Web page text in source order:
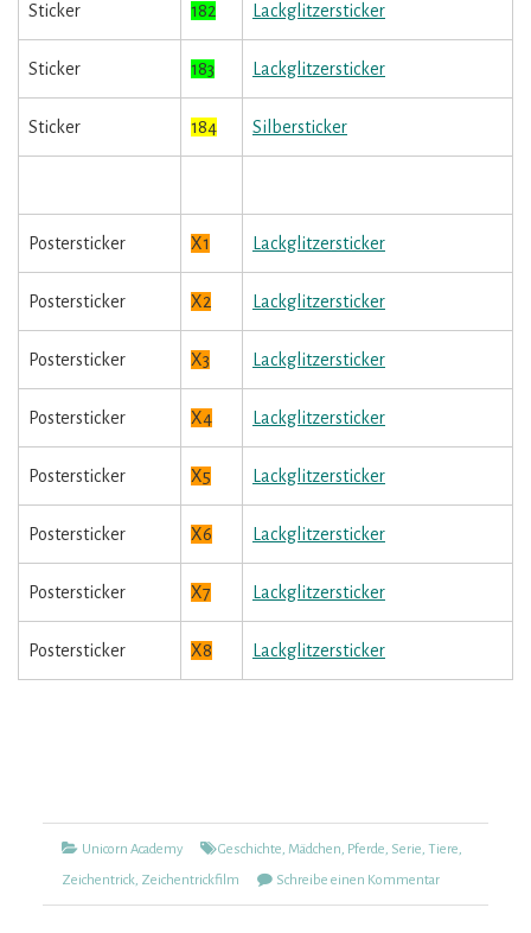
Sticker 182 Lackglitzersticker
Sticker 183 Lackglitzersticker
Sticker 184 Silbersticker
Postersticker X1 Lackglitzersticker
Postersticker X2 Lackglitzersticker
Postersticker X3 Lackglitzersticker
Postersticker X4 Lackglitzersticker
Postersticker X5 Lackglitzersticker
Postersticker X6 Lackglitzersticker
Postersticker X7 Lackglitzersticker
Postersticker X8 Lackglitzersticker
Kategorien
Unicorn Academy TagsGeschichte, Mädchen, Pferde, Serie,Tiere,
Zeichentrick, Zeichentrickfilm Schreibe einen Kommentarzu
Unicorn